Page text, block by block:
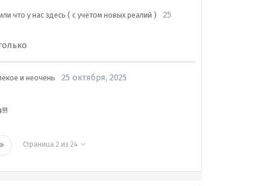
что у нас здесь ( с учётом новых реалий )
25
и неочень
25 октября, 2025
Страница 2 из 24